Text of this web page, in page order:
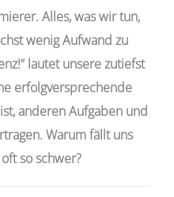
Alles, was wir tun,
wenig Aufwand zu
lautet unsere zutiefst
erfolgversprechende
anderen Aufgaben und
Warum fällt uns
so schwer?